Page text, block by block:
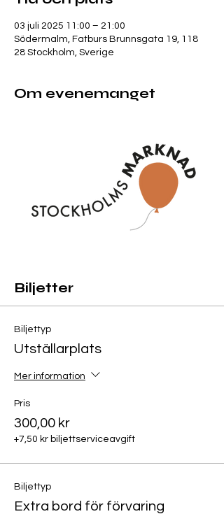
03 juli 2025 11:00 – 21:00
Södermalm, Fatburs Brunnsgata 19, 118
28 Stockholm, Sverige
Om evenemanget
Biljetter
Biljettyp
Utställarplats
Mer information
Pris
300,00 kr
+7,50 kr biljettserviceavgift
Biljettyp
Extra bord för förvaring